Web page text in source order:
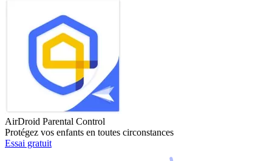
AirDroid Parental Control
Protégez vos enfants en toutes circonstances
Essai gratuit